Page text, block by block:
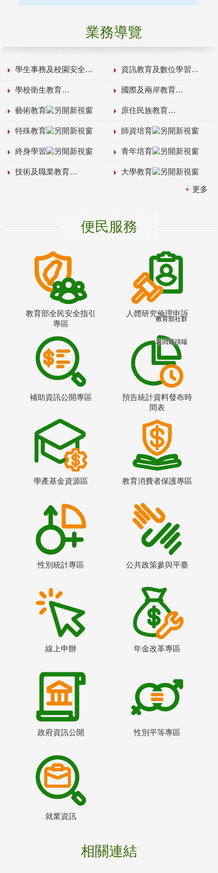
業務導覽
學生事務及校園安全 資訊教育及數位學習
學校衛生教育 國際及兩岸教育
藝術教育 原住民族教育
特殊教育 師資培育
終身學習 青年培育
技術及職業教育 大學教育
更多
便民服務
教育部全民安全指引
專區
人體研究倫理申訴
補助資訊公開專區
預告統計資料發布時
間表
學產基金資源區 教育消費者保護專區
性別統計專區 公共政策參與平臺
線上申辦 年金改革專區
政府資訊公開 性別平等專區
就業資訊
相關連結
教育部社群
返回最頂端